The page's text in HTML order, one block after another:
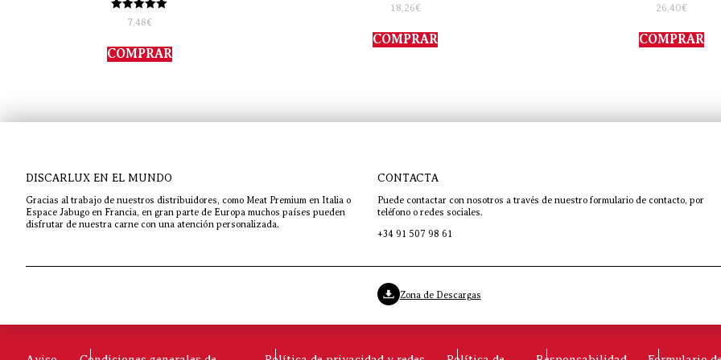
Valorado
con
de 5
7,48€
COMPRAR
Valorado
con
de 5
18,26€
COMPRAR
Valorado
con
de 5
26,40€
COMPRAR
DISCARLUX EN EL MUNDO
Gracias al trabajo de nuestros distribuidores, como Meat Premium en Italia o
Espace Jabugo en Francia, en gran parte de Europa muchos países pueden
disfrutar de nuestra carne con una atención personalizada.
CONTACTA
Puede contactar con nosotros a través de nuestro formulario de contacto, por
teléfono o redes sociales.
+34 91 507 98 61
Zona de Descargas